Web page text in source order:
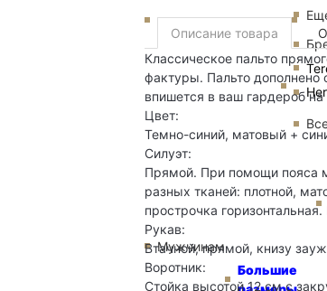
Мужчинам
Большие
Описание товара
Классическое пальто
фактуры. Пальто
впишется в ваш гардероб
Цвет:
Темно-синий, матовый +
Силуэт:
Прямой. При помощи пояса
разных тканей: плотной,
прострочка
Рукав:
Втачной, прямой, книзу
Воротник:
Стойка высотой 12 см с